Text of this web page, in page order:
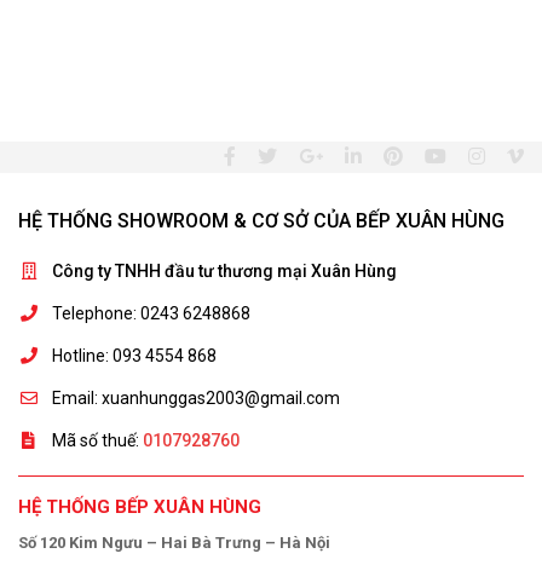
HỆ THỐNG SHOWROOM & CƠ SỞ CỦA BẾP XUÂN HÙNG
Công ty TNHH đầu tư thương mại Xuân Hùng
Telephone: 0243 6248868
Hotline: 093 4554 868
Email: xuanhunggas2003@gmail.com
Mã số thuế: 0107928760
HỆ THỐNG BẾP XUÂN HÙNG
Số 120 Kim Ngưu – Hai Bà Trưng – Hà Nội